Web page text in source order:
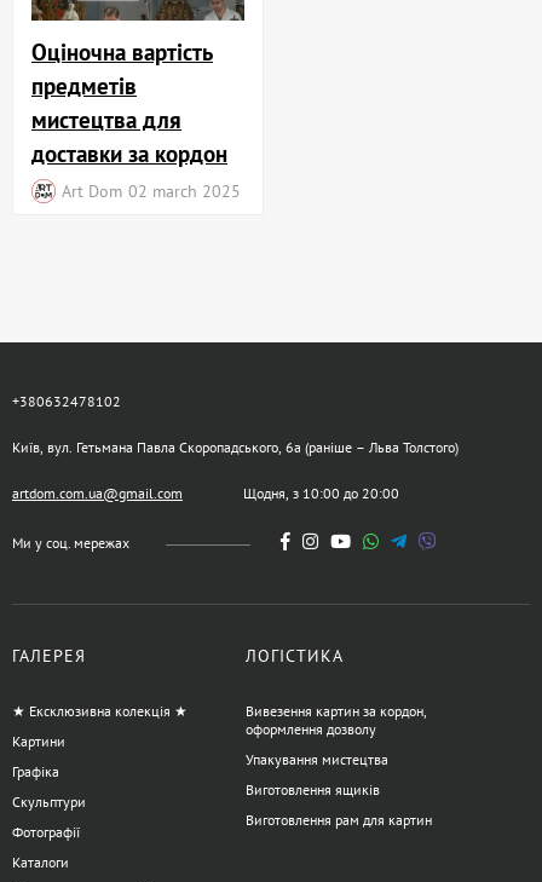
Оціночна вартість
предметів
мистецтва для
доставки за кордон
Art Dom 02 march 2025
+380632478102
Київ, вул. Гетьмана Павла Скоропадського, 6а (раніше – Льва Толстого)
artdom.com.ua@gmail.com Щодня, з 10:00 до 20:00
Ми у соц. мережах
ГАЛЕРЕЯ
★ Ексклюзивна колекція ★
Картини
Графіка
Скульптури
Фотографії
Каталоги
ЛОГІСТИКА
Вивезення картин за кордон,
оформлення дозволу
Упакування мистецтва
Виготовлення ящиків
Виготовлення рам для картин